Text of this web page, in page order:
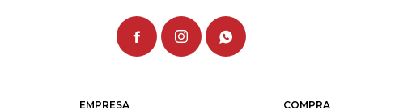
EMPRESA COMPRA
  